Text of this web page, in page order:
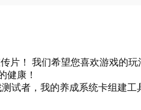
片！ 我们希望您喜欢游戏的玩
健康！
试者，我的养成系统卡组建工